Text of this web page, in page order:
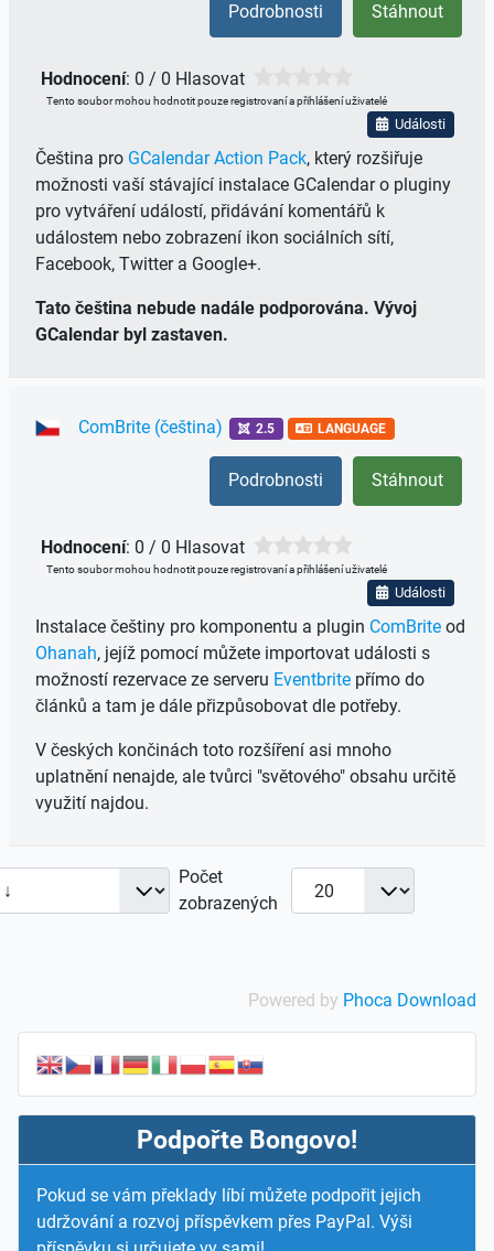
Stáhnout
Podrobnosti
Hodnocení: 0 / 0 Hlasovat
Tento soubor mohou hodnotit pouze registrovaní a přihlášení uživatelé
Události
Čeština pro GCalendar Action Pack, který rozšiřuje
možnosti vaší stávající instalace GCalendar o pluginy
pro vytváření událostí, přidávání komentářů k
událostem nebo zobrazení ikon sociálních sítí,
Facebook, Twitter a Google+.
Tato čeština nebude nadále podporována. Vývoj
GCalendar byl zastaven.
ComBrite (čeština) 2.5 LANGUAGE
Stáhnout
Podrobnosti
Hodnocení: 0 / 0 Hlasovat
Tento soubor mohou hodnotit pouze registrovaní a přihlášení uživatelé
Události
Instalace češtiny pro komponentu a plugin ComBrite od
Ohanah, jejíž pomocí můžete importovat události s
možností rezervace ze serveru Eventbrite přímo do
článků a tam je dále přizpůsobovat dle potřeby.
V českých končinách toto rozšíření asi mnoho
uplatnění nenajde, ale tvůrci "světového" obsahu určitě
využití najdou.
Počet
zobrazených
Powered by Phoca Download
Podpořte Bongovo!
Pokud se vám překlady líbí můžete podpořit jejich
udržování a rozvoj příspěvkem přes PayPal. Výši